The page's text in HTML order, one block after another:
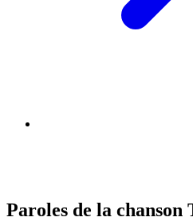
Paroles de la chanson